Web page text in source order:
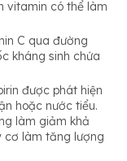
vitamin có thể làm
C qua đường
kháng sinh chứa
được phát hiện
hoặc nước tiểu.
làm giảm khả
cơ làm tăng lượng